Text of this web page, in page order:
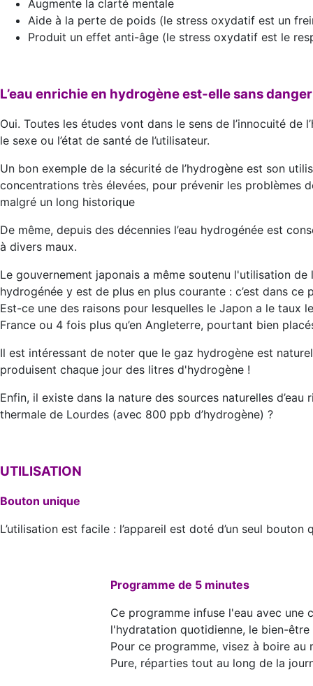
Augmente la clarté mentale
Aide à la perte de poids (le stress oxydatif est un
Produit un effet anti-âge (le stress oxydatif est le
L’eau enrichie en hydrogène est-elle sans
Oui. Toutes les études vont dans le sens de l’innocuité de
le sexe ou l’état de santé de l’utilisateur.
Un bon exemple de la sécurité de l’hydrogène est son
concentrations très élevées, pour prévenir les problèmes
malgré un long historique
De même, depuis des décennies l’eau hydrogénée est
à divers maux.
Le gouvernement japonais a même soutenu l'utilisation
hydrogénée y est de plus en plus courante : c’est dans
Est-ce une des raisons pour lesquelles le Japon a le taux
France ou 4 fois plus qu’en Angleterre, pourtant bien
Il est intéressant de noter que le gaz hydrogène est
produisent chaque jour des litres d'hydrogène !
Enfin, il existe dans la nature des sources naturelles
thermale de Lourdes (avec 800 ppb d’hydrogène) ?
UTILISATION
Bouton unique
L’utilisation est facile : l’appareil est doté d’un seul
Programme de 5 minutes
Ce programme infuse l'eau avec une
l'hydratation quotidienne, le bien-
Pour ce programme, visez à boire
Pure, réparties tout au long de la